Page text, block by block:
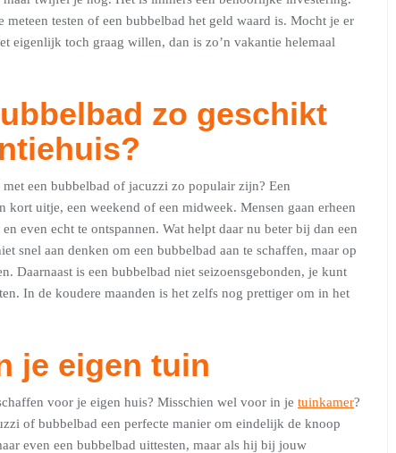
testen of een bubbelbad het geld waard is. Mocht je er
eigenlijk toch graag willen, dan is zo’n vakantie helemaal
zo geschikt
een bubbelbad of jacuzzi zo populair zijn? Een
kort uitje, een weekend of een midweek. Mensen gaan erheen
even echt te ontspannen. Wat helpt daar nu beter bij dan een
snel aan denken om een bubbelbad aan te schaffen, maar op
Daarnaast is een bubbelbad niet seizoensgebonden, je kunt
In de koudere maanden is het zelfs nog prettiger om in het
je eigen tuin
voor je eigen huis? Misschien wel voor in je tuinkamer?
of bubbelbad een perfecte manier om eindelijk de knoop
even een bubbelbad uittesten, maar als hij bij jouw